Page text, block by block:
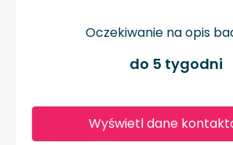
Wyświetl dane
Oczekiwanie na opis
do 5 tygodni